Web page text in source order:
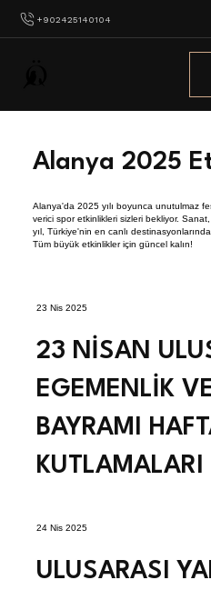
+902425140104
Alanya 2025
Alanya'da 2025 yılı boyunca unutulmaz
verici spor etkinlikleri sizleri bekliyor.
yıl, Türkiye'nin en canlı
Tüm büyük etkinlikler için güncel kalın!
23 Nis 2025
23 NİSAN
EGEMENLİK
BAYRAMI
KUTLAMALARI
24 Nis 2025
ULUSARASI